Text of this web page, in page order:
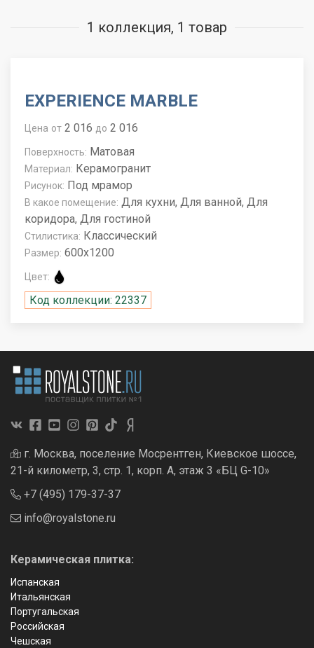
1 коллекция, 1 товар
EXPERIENCE MARBLE
Цена от 2 016 до 2 016
Поверхность: Матовая
Материал: Керамогранит
Рисунок: Под мрамор
В какое помещение: Для кухни, Для ванной, Для
коридора, Для гостиной
Стилистика: Классический
Размер: 600x1200
Цвет:
Код коллекции: 22337
г. Москва, поселение Мосрентген, Киевское шоссе,
21-й километр, 3, стр. 1, корп. А, этаж 3 «БЦ G-10»
+7 (495) 179-37-37
info@royalstone.ru
Керамическая плитка:
Испанская
Итальянская
Португальская
Российская
Чешская